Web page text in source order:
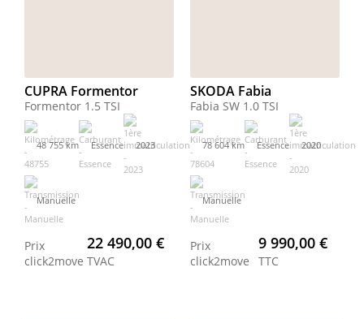
CUPRA Formentor
Formentor 1.5 TSI
48 755 km Essence 2023
Manuelle
Prix
click2move
22 490,00 €
TVAC
SKODA Fabia
Fabia SW 1.0 TSI
78 604 km Essence 2020
Manuelle
Prix
click2move
9 990,00 €
TTC